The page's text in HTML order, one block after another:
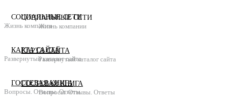
СОЦИАЛЬНЫЕ СЕТИ
Жизнь компании
КАРТА САЙТА
Развернутый каталог сайта
ГОСТЕВАЯ КНИГА
Вопросы. Отзывы. Ответы
СОЦИАЛЬНЫЕ СЕТИ
Жизнь компании
КАРТА САЙТА
Развернутый каталог сайта
ГОСТЕВАЯ КНИГА
Вопросы. Отзывы. Ответы